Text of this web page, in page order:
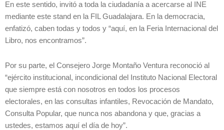
En este sentido, invitó a toda la ciudadanía a acercarse al INE
mediante este stand en la FIL Guadalajara. En la democracia,
enfatizó, caben todas y todos y “aquí, en la Feria Internacional del
Libro, nos encontramos”.
Por su parte, el Consejero Jorge Montaño Ventura reconoció al
“ejército institucional, incondicional del Instituto Nacional Electoral
que siempre está con nosotros en todos los procesos
electorales, en las consultas infantiles, Revocación de Mandato,
Consulta Popular, que nunca nos abandona y que, gracias a
ustedes, estamos aquí el día de hoy”.